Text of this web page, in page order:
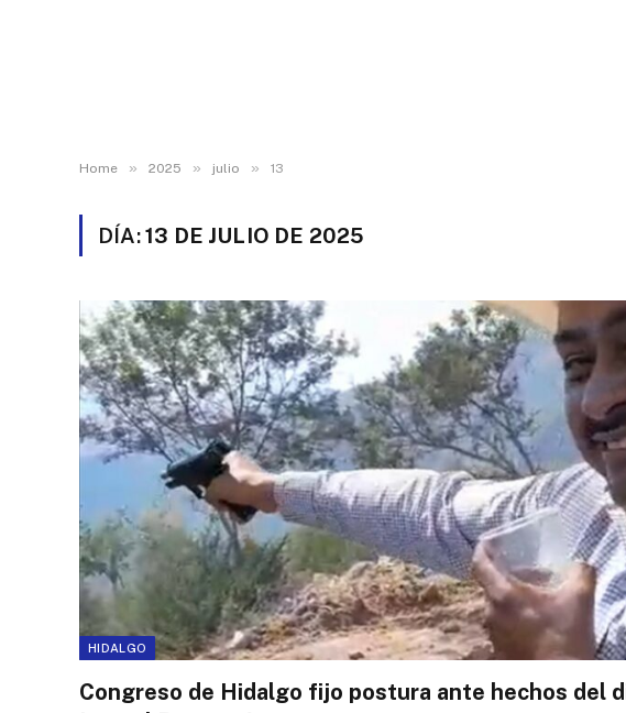
Home » 2025 » julio » 13
DÍA:13 DE JULIO DE 2025
HIDALGO
Congreso de Hidalgo fijo postura ante hechos del